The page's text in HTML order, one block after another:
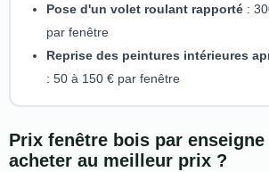
Pose d'un volet roulant rapporté:
par fenêtre
Reprise des peintures intérieures
: 50 à 150 € par fenêtre
Prix fenêtre bois par enseigne
acheter au meilleur prix ?